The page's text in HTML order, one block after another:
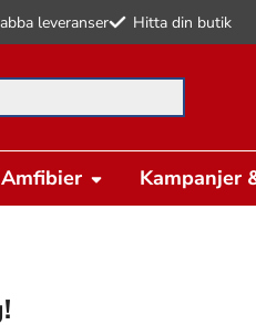
leveranser Hitta din butik
för att söka
Kampanjer